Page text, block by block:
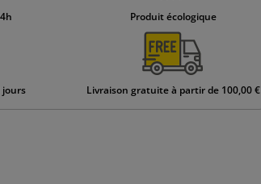
Produit écologique
jours Livraison gratuite à partir de 100,00 €